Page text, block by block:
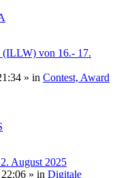
(ILLW) von 16.- 17.
» in Contest, Award
August 2025
» in Digitale